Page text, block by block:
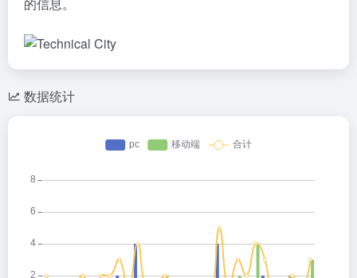
数据统计